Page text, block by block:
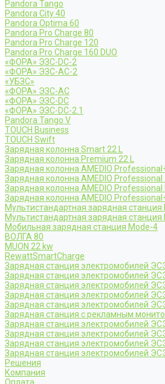
Pandora Tango
Pandora City 40
Pandora Optima 60
Pandora Pro Charge 80
Pandora Pro Charge 120
Pandora Pro Charge 160 DUO
«ФОРА» ЭЗС-DC-2
«ФОРА» ЭЗС-AC-2
«УБЗС»
«ФОРА» ЭЗС-AC
«ФОРА» ЭЗС-DC
«ФОРА» ЭЗС-DC-2.1
Pandora Tango V
TOUCH Business
TOUCH Swift
Зарядная колонна Smart 22 L
Зарядная колонна Premium 22 L
Зарядная колонна AMEDIO
Зарядная колонна AMEDIO Professional
Зарядная колонна AMEDIO Professional
Зарядная колонна AMEDIO
Мультистандартная зарядная
Мультистандартная зарядная
Мобильная зарядная станция Mode-4
ВОЛГА 80
MUON 22 kw
RewattSmartCharge
Зарядная станция электромобилей
Зарядная станция электромобилей
Зарядная станция электромобилей
Зарядная станция электромобилей
Зарядная станция электромобилей
Зарядная станция с рекламным
Зарядная станция электромобилей
Зарядная станция электромобилей
Зарядная станция электромобилей
Зарядная станция электромобилей
Решения
Компания